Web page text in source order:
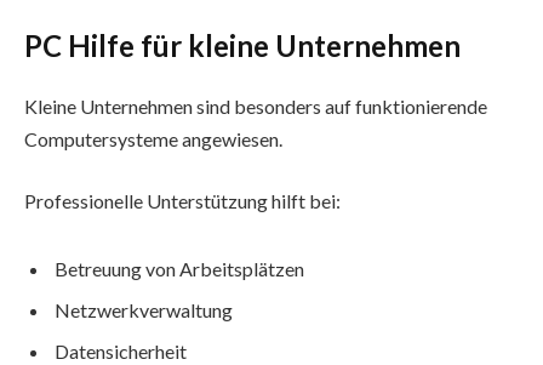
PC Hilfe für kleine Unternehmen
Kleine Unternehmen sind besonders auf funktionierende
Computersysteme angewiesen.
Professionelle Unterstützung hilft bei:
Betreuung von Arbeitsplätzen
Netzwerkverwaltung
Datensicherheit